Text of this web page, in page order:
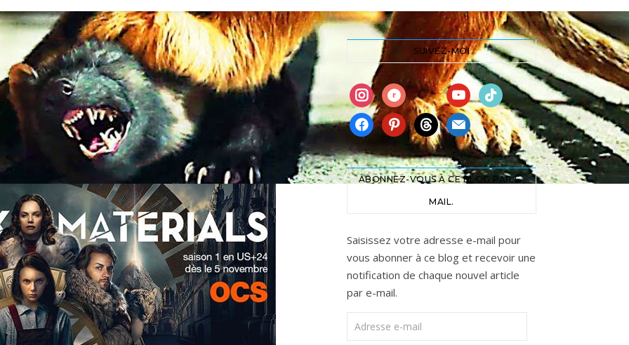
CULTURE,SÉRIES
CROISÉE DES MONDES, SAISON 1
28 décembre 2019
SUIVEZ-MOI
instagram
ravelrybookyoutubetiktok
facebookpinterestthreadsmail
ABONNEZ-VOUS À CE BLOG PAR E-
MAIL.
Saisissez votre adresse e-mail pour
vous abonner à ce blog et recevoir une
notification de chaque nouvel article
par e-mail.
Adresse e-mail